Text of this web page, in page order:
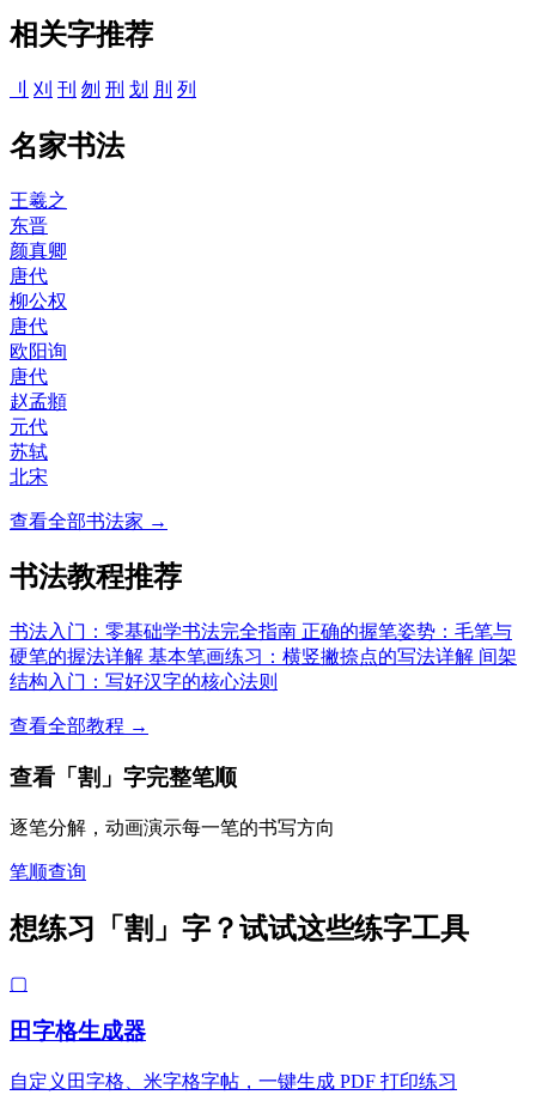
相关字推荐
刂 刈 刊 刎 刑 划 刖 列
名家书法
王羲之
东晋
颜真卿
唐代
柳公权
唐代
欧阳询
唐代
赵孟頫
元代
苏轼
北宋
查看全部书法家 →
书法教程推荐
书法入门：零基础学书法完全指南 正确的握笔姿势：毛笔与
硬笔的握法详解 基本笔画练习：横竖撇捺点的写法详解 间架
结构入门：写好汉字的核心法则
查看全部教程 →
查看「割」字完整笔顺
逐笔分解，动画演示每一笔的书写方向
笔顺查询
想练习「割」字？试试这些练字工具
▢
田字格生成器
自定义田字格、米字格字帖，一键生成 PDF 打印练习